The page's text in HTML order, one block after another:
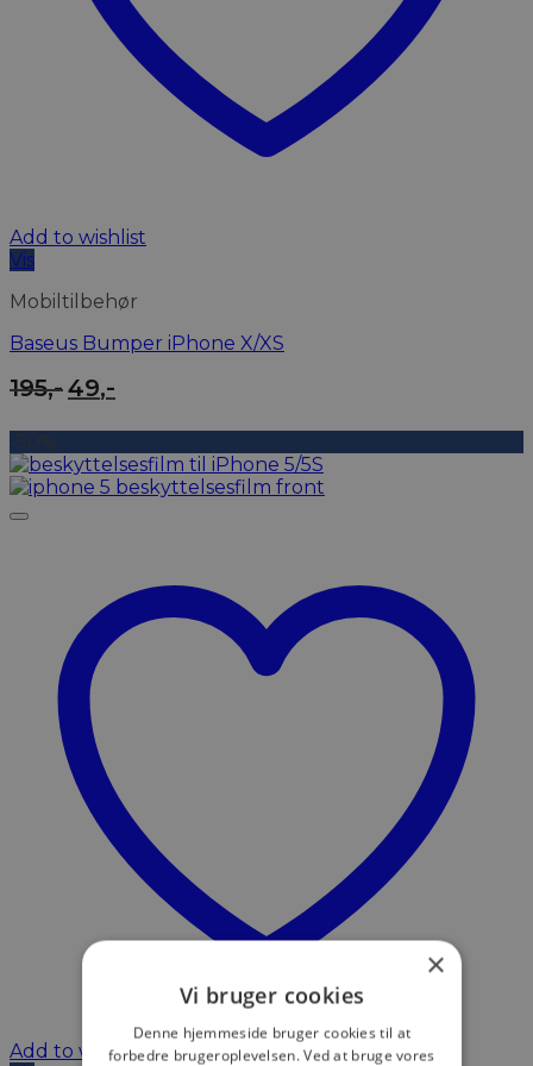
Add to wishlist
Vis
Mobiltilbehør
Baseus Bumper iPhone X/XS
195,- Den
oprindelige
pris
var:
195,-.
49,-
aktuelle
pris
er:
49,-.
-50%
Add to wishlist
×
Vi bruger cookies
Denne hjemmeside bruger cookies til at
forbedre brugeroplevelsen. Ved at bruge vores